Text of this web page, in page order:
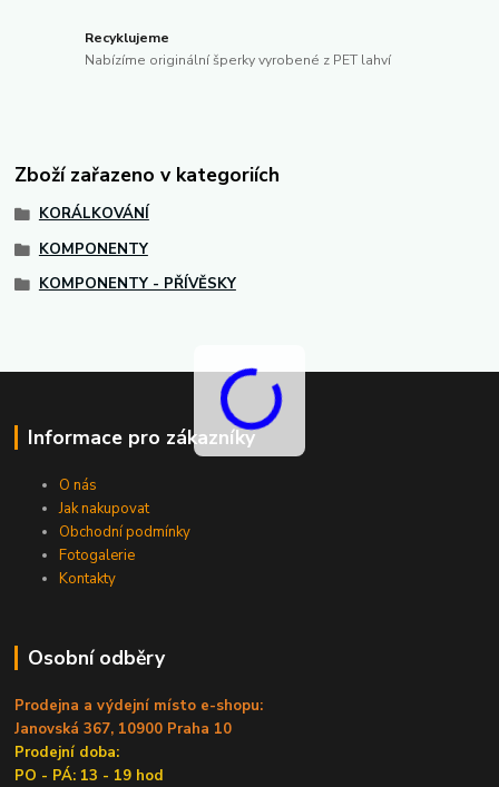
Recyklujeme
Nabízíme originální šperky vyrobené z PET lahví
Zboží zařazeno v kategoriích
KORÁLKOVÁNÍ
KOMPONENTY
KOMPONENTY - PŘÍVĚSKY
Informace pro zákazníky
O nás
Jak nakupovat
Obchodní podmínky
Fotogalerie
Kontakty
Osobní odběry
Prodejna a výdejní místo e-shopu:
Janovská 367, 10900 Praha 10
Prodejní doba:
PO - PÁ: 13 - 19 hod